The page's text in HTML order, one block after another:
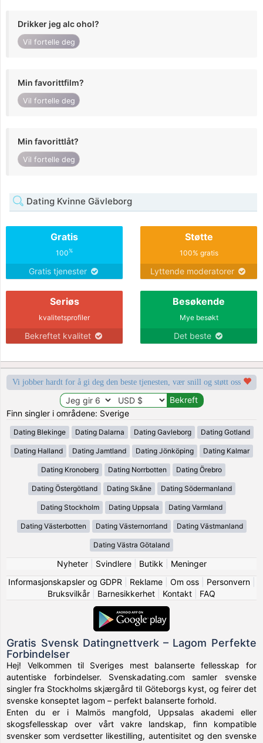
Drikker jeg alc ohol?
Vil fortelle deg
Min favorittfilm?
Vil fortelle deg
Min favorittlåt?
Vil fortelle deg
Dating Kvinne Gävleborg
Gratis
100%
Gratis tjenester
Støtte
100% gratis
Lyttende moderatorer
Seriøs
kvalitetsprofiler
Bekreftet kvalitet
Besøkende
Mye besøkt
Det beste
Vi jobber hardt for å gi deg den beste tjenesten, vær snill og støtt oss
Finn singler i områdene: Sverige
Dating Blekinge Dating Dalarna Dating Gavleborg Dating Gotland
Dating Halland Dating Jamtland Dating Jönköping Dating Kalmar
Dating Kronoberg Dating Norrbotten Dating Örebro
Dating Östergötland Dating Skåne Dating Södermanland
Dating Stockholm Dating Uppsala Dating Varmland
Dating Västerbotten Dating Västernorrland Dating Västmanland
Dating Västra Götaland
Nyheter| Svindlere| Butikk
Meninger
Informasjonskapsler og GDPR
Reklame| Om oss| Personvern|
Bruksvilkår
Barnesikkerhet Kontakt FAQ
Gratis Svensk Datingnettverk – Lagom Perfekte
Forbindelser
Hej! Velkommen til Sveriges mest balanserte fellesskap for
autentiske forbindelser. Svenskadating.com samler svenske
singler fra Stockholms skjærgård til Göteborgs kyst, og feirer det
svenske konseptet lagom – perfekt balanserte forhold.
Enten du er i Malmös mangfold, Uppsalas akademi eller
skogsfellesskap over vårt vakre landskap, finn kompatible
svensker som verdsetter likestilling, autentisitet og den svenske